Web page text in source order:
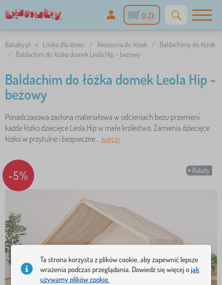
0 Zł
Banaby.pl » Łóżka dla dzieci / Akcesoria do łóżek /
Baldachimy do łóżek
/
Baldachim do łóżka domek Leola Hip - beżowy
Baldachim do łóżka domek Leola Hip -
beżowy
Ponadczasowa zasłona materiałowa w odcieniach beżu przemieni
każde łóżko dziecięce Leola Hip w małe królestwo. Zamienia dziecięce
łóżko w przytulne i bezpieczne .. więcej
Rabaty
-5%
Ta strona korzysta z plików cookie, aby zapewnić lepsze
wrażenia podczas przeglądania. Dowiedz się więcej ojak
używamy plików cookie.